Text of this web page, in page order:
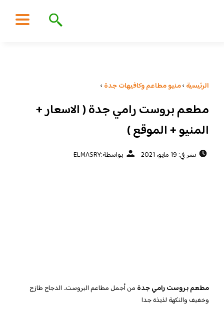
الرئيسية ›منيو مطاعم وكافيهات جدة ›
مطعم بروست رامي جدة ( الاسعار +
المنيو + الموقع )
نشر في: 19 مايو، 2021 بواسطة:ELMASRY
مطعم بروست رامي جدة من أجمل مطاعم البروست.. الدجاج طازج
وخفيف والنكهة لذيذة جدا